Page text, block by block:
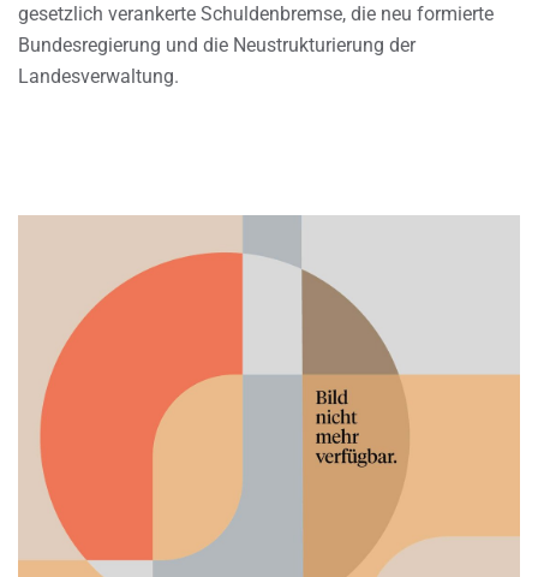
gesetzlich verankerte Schuldenbremse, die neu formierte
Bundesregierung und die Neustrukturierung der
Landesverwaltung.